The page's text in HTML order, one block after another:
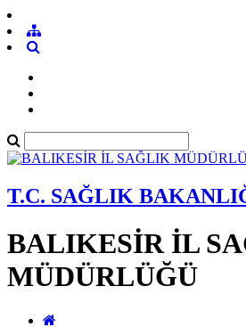
T.C. SAĞLIK
BALIKESİR İL
MÜDÜRLÜĞÜ